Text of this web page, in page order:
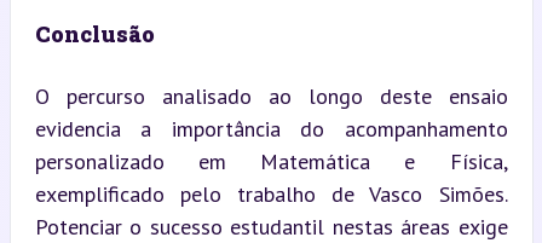
Conclusão
O percurso analisado ao longo deste ensaio
evidencia a importância do acompanhamento
personalizado em Matemática e Física,
exemplificado pelo trabalho de Vasco Simões.
Potenciar o sucesso estudantil nestas áreas exige